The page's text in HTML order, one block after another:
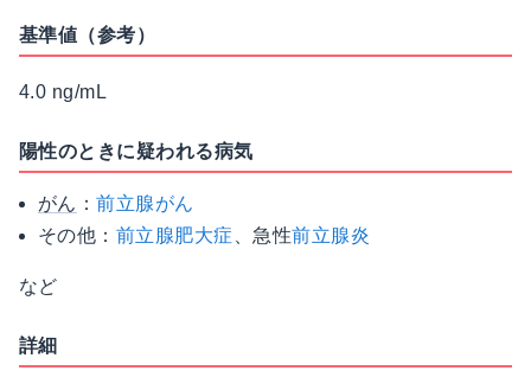
基準値（参考）
4.0 ng/mL
陽性のときに疑われる病気
がん ：前立腺がん
その他： 前立腺肥大症 、急性前立腺炎
など
詳細